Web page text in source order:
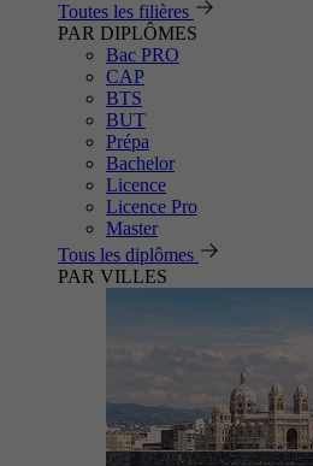
Toutes les filières
PAR DIPLÔMES
Bac PRO
CAP
BTS
BUT
Prépa
Bachelor
Licence
Licence Pro
Master
Tous les diplômes
PAR VILLES